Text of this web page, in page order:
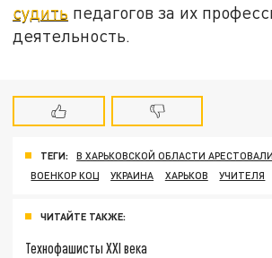
судить педагогов за их
деятельность.
ТЕГИ:
В ХАРЬКОВСКОЙ ОБЛАСТИ
ВОЕНКОР КОЦ
УКРАИНА ХАРЬКОВ УЧИТЕЛЯ
ЧИТАЙТЕ ТАКЖЕ:
Технофашисты XXI века